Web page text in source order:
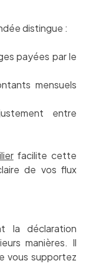
distingue :
payées par le
mensuels
entre
facilite cette
de vos flux
la déclaration
manières. Il
vous supportez